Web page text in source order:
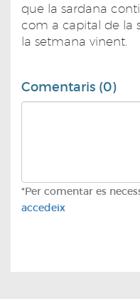
que la sardana
com a capital de la
la setmana vinent.
Comentaris (0)
*Per comentar es
accedeix